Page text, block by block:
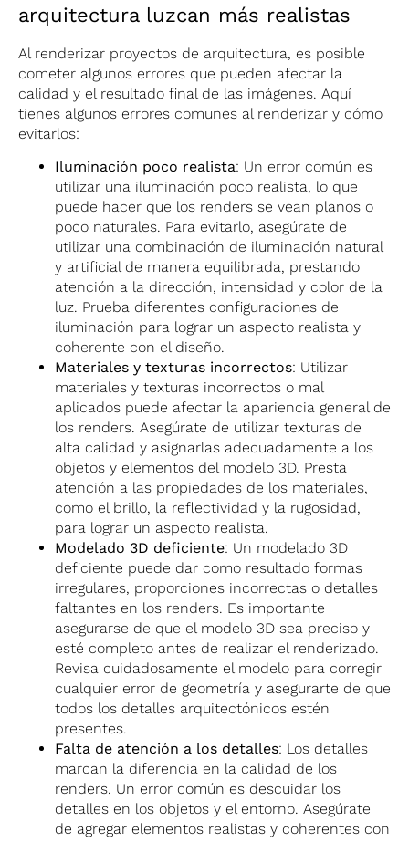
arquitectura luzcan más realistas
Al renderizar proyectos de arquitectura, es posible
cometer algunos errores que pueden afectar la
calidad y el resultado final de las imágenes. Aquí
tienes algunos errores comunes al renderizar y cómo
evitarlos:
Iluminación poco realista: Un error común es
utilizar una iluminación poco realista, lo que
puede hacer que los renders se vean planos o
poco naturales. Para evitarlo, asegúrate de
utilizar una combinación de iluminación natural
y artificial de manera equilibrada, prestando
atención a la dirección, intensidad y color de la
luz. Prueba diferentes configuraciones de
iluminación para lograr un aspecto realista y
coherente con el diseño.
Materiales y texturas incorrectos: Utilizar
materiales y texturas incorrectos o mal
aplicados puede afectar la apariencia general de
los renders. Asegúrate de utilizar texturas de
alta calidad y asignarlas adecuadamente a los
objetos y elementos del modelo 3D. Presta
atención a las propiedades de los materiales,
como el brillo, la reflectividad y la rugosidad,
para lograr un aspecto realista.
Modelado 3D deficiente: Un modelado 3D
deficiente puede dar como resultado formas
irregulares, proporciones incorrectas o detalles
faltantes en los renders. Es importante
asegurarse de que el modelo 3D sea preciso y
esté completo antes de realizar el renderizado.
Revisa cuidadosamente el modelo para corregir
cualquier error de geometría y asegurarte de que
todos los detalles arquitectónicos estén
presentes.
Falta de atención a los detalles: Los detalles
marcan la diferencia en la calidad de los
renders. Un error común es descuidar los
detalles en los objetos y el entorno. Asegúrate
de agregar elementos realistas y coherentes con